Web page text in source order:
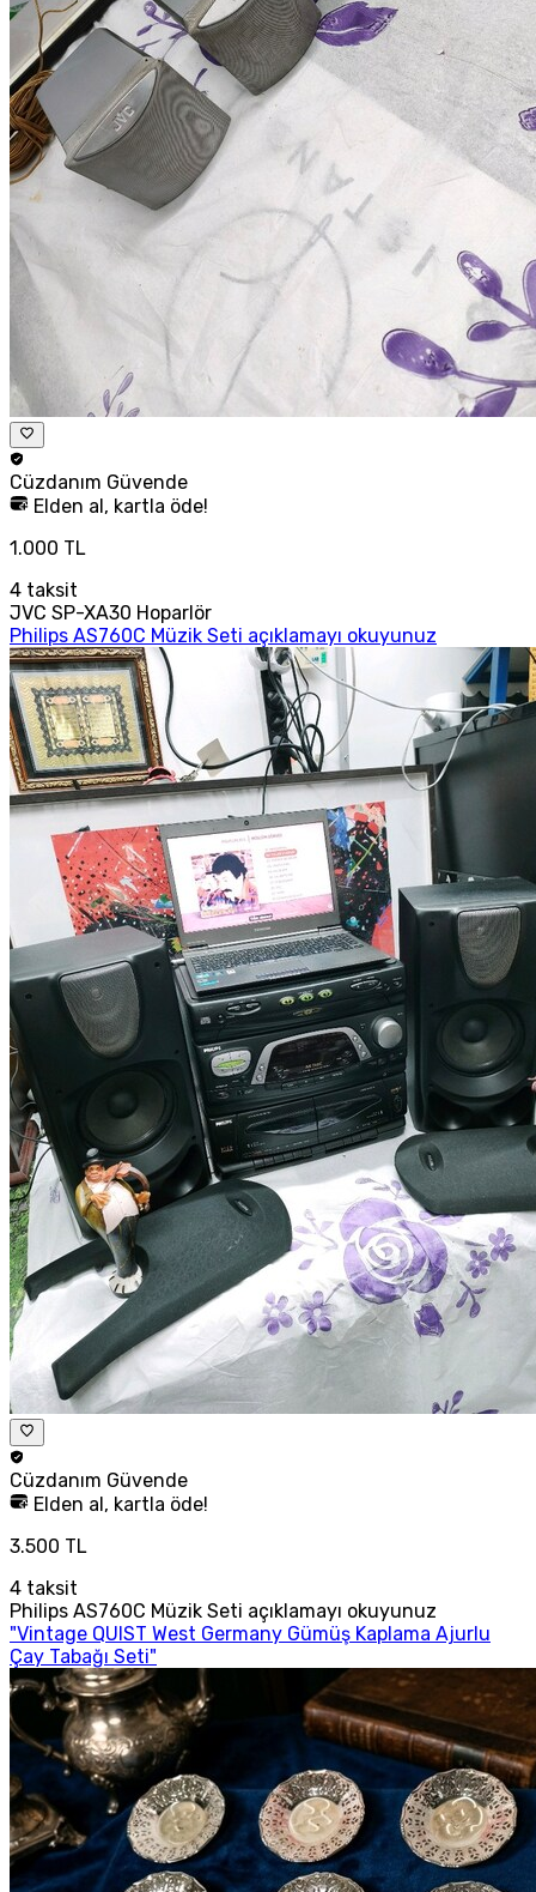
Cüzdanım Güvende
Elden al, kartla öde!
1.000 TL
4 taksit
JVC SP-XA30 Hoparlör
Philips AS760C Müzik Seti açıklamayı okuyunuz
Cüzdanım Güvende
Elden al, kartla öde!
3.500 TL
4 taksit
Philips AS760C Müzik Seti açıklamayı okuyunuz
"Vintage QUIST West Germany Gümüş Kaplama Ajurlu
Çay Tabağı Seti"